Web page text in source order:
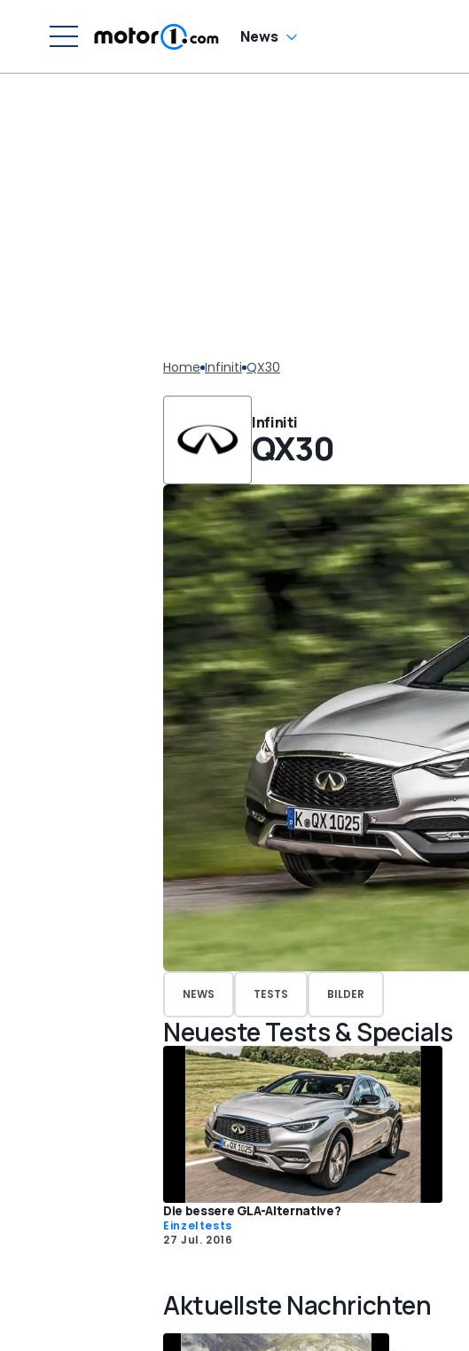
News
Home Infiniti QX30
Infiniti
QX30
NEWS TESTS BILDER
Neueste Tests & Specials
Die bessere GLA-Alternative?
Einzeltests
27 Jul. 2016
Aktuellste Nachrichten